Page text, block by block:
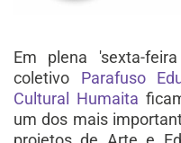
Em plena 'sexta-
coletivo Parafuso
Cultural Humaita
um dos mais